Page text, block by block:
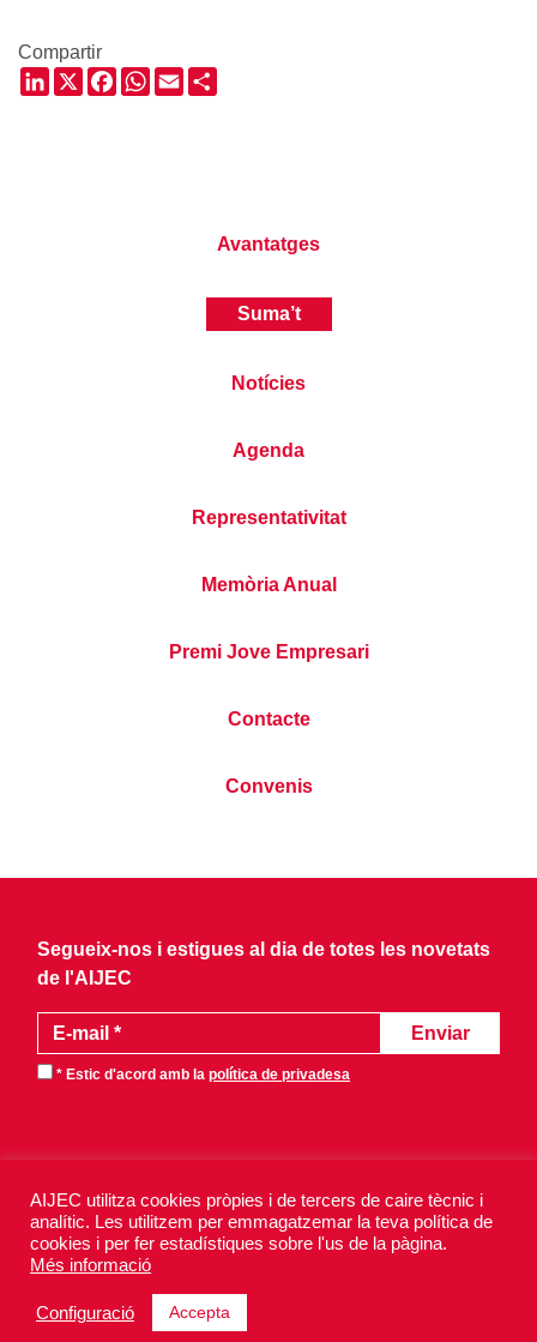
Compartir
LinkedIn
X Facebook
WhatsApp
Email
Avantatges
Suma’t
Notícies
Agenda
Representativitat
Memòria Anual
Premi Jove Empresari
Contacte
Convenis
Segueix-nos i estigues al dia de totes les novetats
de l'AIJEC
* Estic d'acord amb la política de privadesa
AIJEC 2026 - Tots els drets reservats.
Avís legal
Política de privadesa
Design byXurris & CO
AIJEC utilitza cookies pròpies i de tercers de caire tècnic i
analític. Les utilitzem per emmagatzemar la teva política de
cookies i per fer estadístiques sobre l'us de la pàgina.
Més informació
Configuració Accepta